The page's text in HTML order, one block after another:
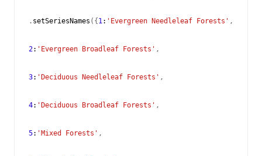
. setSeriesNames ({1 : 'Evergreen Needleleaf Forests' ,
2: 'Evergreen Broadleaf Forests' ,
3: 'Deciduous Needleleaf Forests' ,
4: 'Deciduous Broadleaf Forests' ,
5: 'Mixed Forests' ,